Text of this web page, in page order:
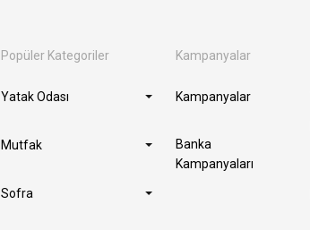
Popüler Kategoriler
Yatak Odası
Mutfak
Sofra
Kampanyalar
Kampanyalar
Banka
Kampanyaları